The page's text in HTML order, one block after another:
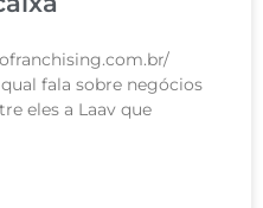
fala sobre negócios
eles a Laav que